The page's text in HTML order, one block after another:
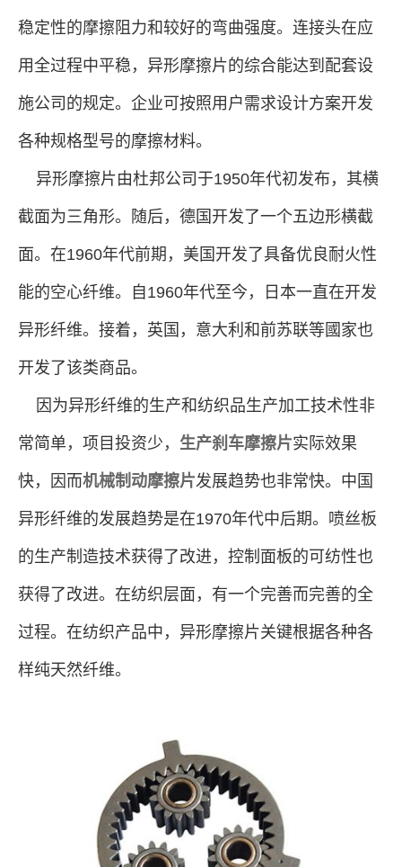
稳定性的摩擦阻力和较好的弯曲强度。连接头在应
用全过程中平稳，异形摩擦片的综合能达到配套设
施公司的规定。企业可按照用户需求设计方案开发
各种规格型号的摩擦材料。
异形摩擦片由杜邦公司于1950年代初发布，其横
截面为三角形。随后，德国开发了一个五边形横截
面。在1960年代前期，美国开发了具备优良耐火性
能的空心纤维。自1960年代至今，日本一直在开发
异形纤维。接着，英国，意大利和前苏联等國家也
开发了该类商品。
因为异形纤维的生产和纺织品生产加工技术性非
常简单，项目投资少， 生产刹车摩擦片实际效果
快，因而机械制动摩擦片发展趋势也非常快。中国
异形纤维的发展趋势是在1970年代中后期。喷丝板
的生产制造技术获得了改进，控制面板的可纺性也
获得了改进。在纺织层面，有一个完善而完善的全
过程。在纺织产品中，异形摩擦片关键根据各种各
样纯天然纤维。